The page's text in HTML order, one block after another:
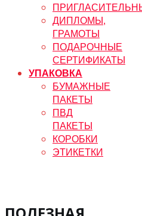
ДИПЛОМЫ,
ГРАМОТЫ
ПОДАРОЧНЫЕ
СЕРТИФИКАТЫ
УПАКОВКА
БУМАЖНЫЕ
ПАКЕТЫ
ПВД
ПАКЕТЫ
КОРОБКИ
ЭТИКЕТКИ